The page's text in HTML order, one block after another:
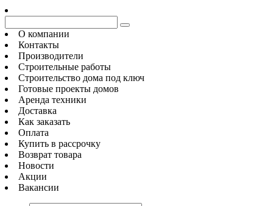
О компании
Контакты
Производители
Строительные работы
Строительство дома под ключ
Готовые проекты домов
Аренда техники
Доставка
Как заказать
Оплата
Купить в рассрочку
Возврат товара
Новости
Акции
Вакансии